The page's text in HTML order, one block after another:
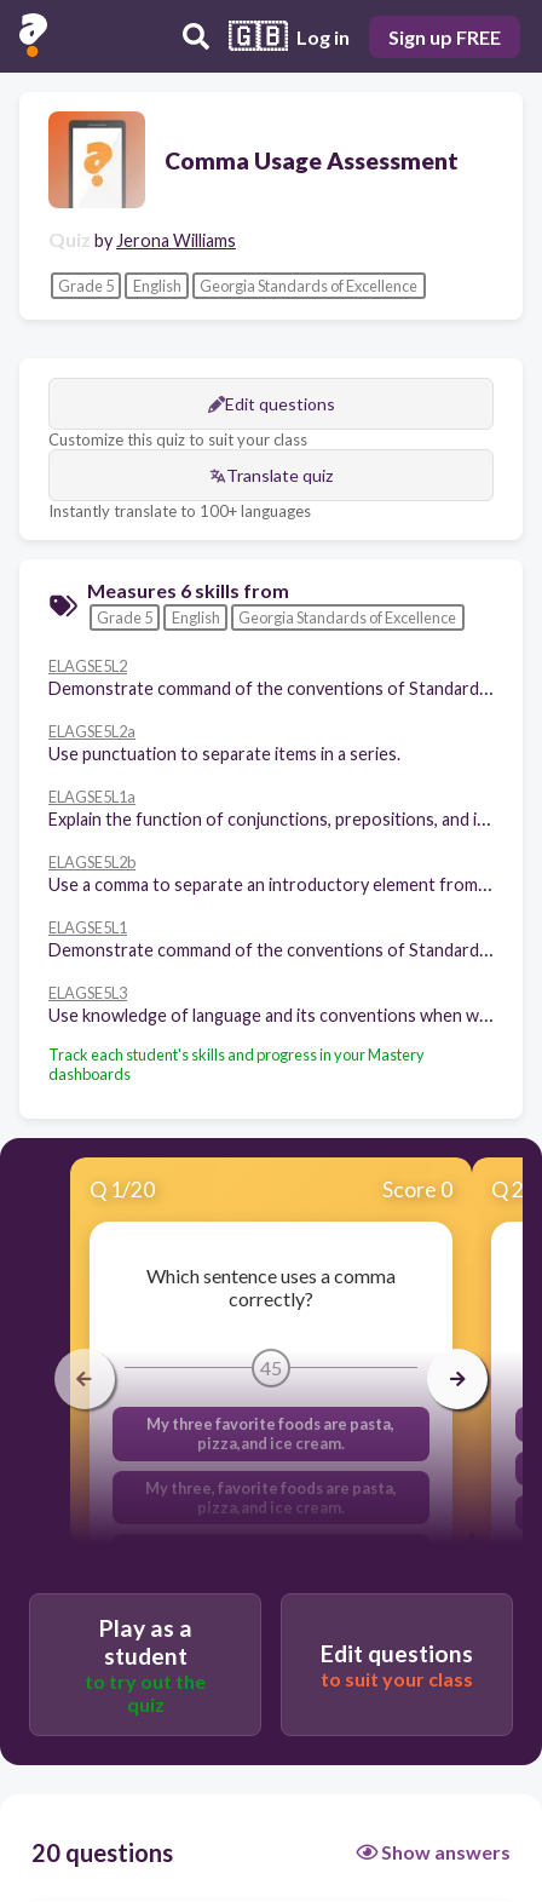
🇬🇧 Log in Sign up FREE
Comma Usage Assessment
Quiz by Jerona Williams
Grade 5 English Georgia Standards of Excellence
Edit questions
Customize this quiz to suit your class
Translate quiz
Instantly translate to 100+ languages
Measures 6 skills from
Grade 5 English Georgia Standards of Excellence
ELAGSE5L2
ELAGSE5L2a
Use punctuation to separate items in a series.
ELAGSE5L1a
ELAGSE5L2b
ELAGSE5L1
ELAGSE5L3
Track each student's skills and progress in your Mastery
dashboards
Q 1/20 Score 0
Which sentence uses a comma
correctly?
45
My three favorite foods are pasta,
pizza,and ice cream.
My three, favorite foods are pasta,
pizza,and ice cream.
Q2
Play as a
student
to try out the
quiz
Edit questions
to suit your class
20 questions Show answers